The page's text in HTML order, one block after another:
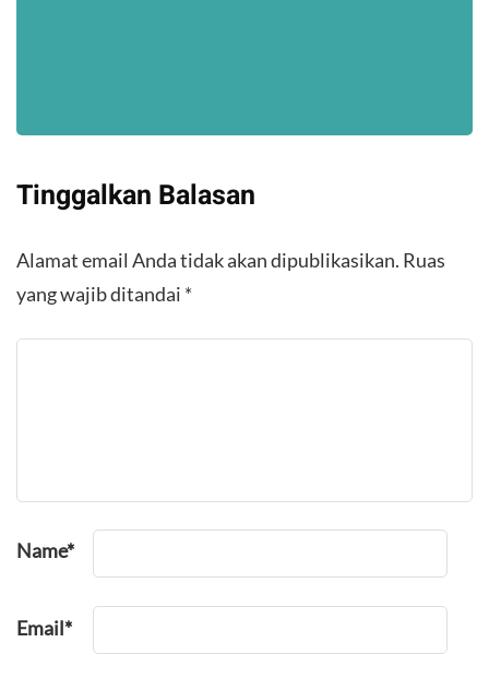
Tinggalkan Balasan
Alamat email Anda tidak akan dipublikasikan. Ruas
yang wajib ditandai *
Name*
Email*